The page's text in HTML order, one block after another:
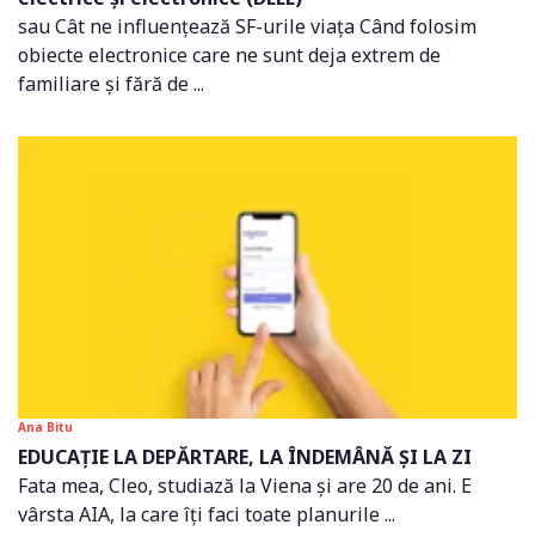
sau Cât ne influențează SF-urile viața Când folosim
obiecte electronice care ne sunt deja extrem de
familiare și fără de ...
Ana Bitu
EDUCAȚIE LA DEPĂRTARE, LA ÎNDEMÂNĂ ȘI LA ZI
Fata mea, Cleo, studiază la Viena și are 20 de ani. E
vârsta AIA, la care îți faci toate planurile ...